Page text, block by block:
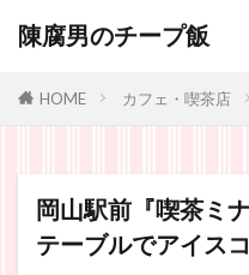
陳腐男のチープ飯
HOME カフェ・喫茶店
岡山駅前『喫茶ミ
テーブルでアイス